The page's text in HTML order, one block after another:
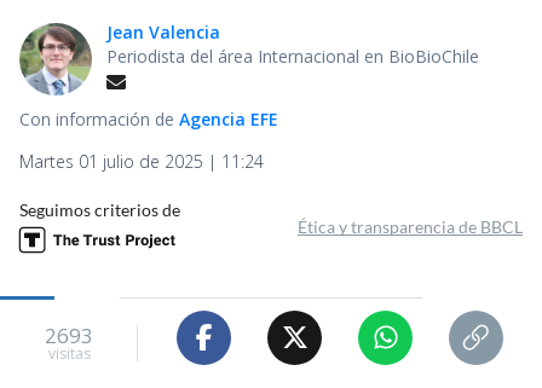
Jean Valencia
Periodista del área Internacional en BioBioChile
Con información de Agencia EFE
Martes 01 julio de 2025 | 11:24
Seguimos criterios de
Ética y transparencia de BBCL
2693
visitas